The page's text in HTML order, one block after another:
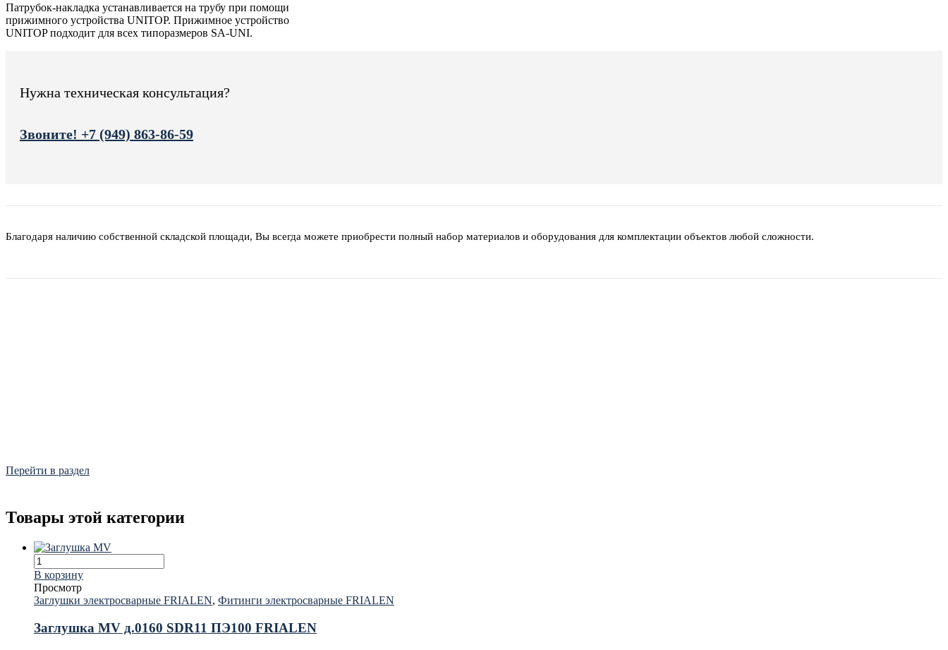
Патрубок-накладка устанавливается на трубу при помощи
прижимного устройства UNITOP. Прижимное устройство
UNITOP подходит для всех типоразмеров SA-UNI.
Нужна техническая консультация?
Звоните! +7 (949) 863-86-59
Благодаря наличию собственной складской площади, Вы всегда можете приобрести полный набор материалов и оборудования для комплектации объектов любой сложности.
Перейти в раздел
Товары этой категории
В корзину
Просмотр
Заглушки электросварные FRIALEN, Фитинги электросварные FRIALEN
Заглушка MV д.0160 SDR11 ПЭ100 FRIALEN